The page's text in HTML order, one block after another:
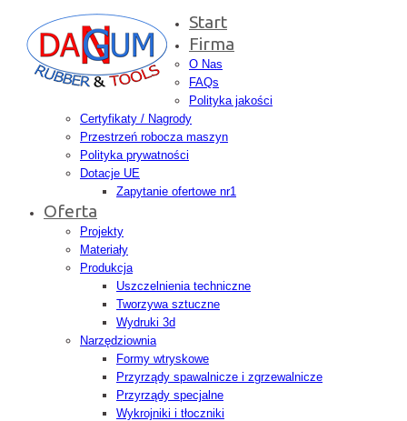
Start
Firma
O Nas
FAQs
Polityka jakości
Certyfikaty / Nagrody
Przestrzeń robocza maszyn
Polityka prywatności
Dotacje UE
Zapytanie ofertowe nr1
Oferta
Projekty
Materiały
Produkcja
Uszczelnienia techniczne
Tworzywa sztuczne
Wydruki 3d
Narzędziownia
Formy wtryskowe
Przyrządy spawalnicze i zgrzewalnicze
Przyrządy specjalne
Wykrojniki i tłoczniki